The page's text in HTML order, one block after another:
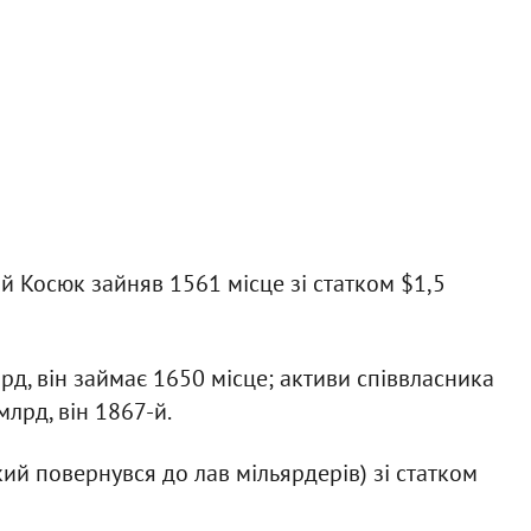
Косюк зайняв 1561 місце зі статком $1,5
він займає 1650 місце; активи співвласника
він 1867-й.
повернувся до лав мільярдерів) зі статком